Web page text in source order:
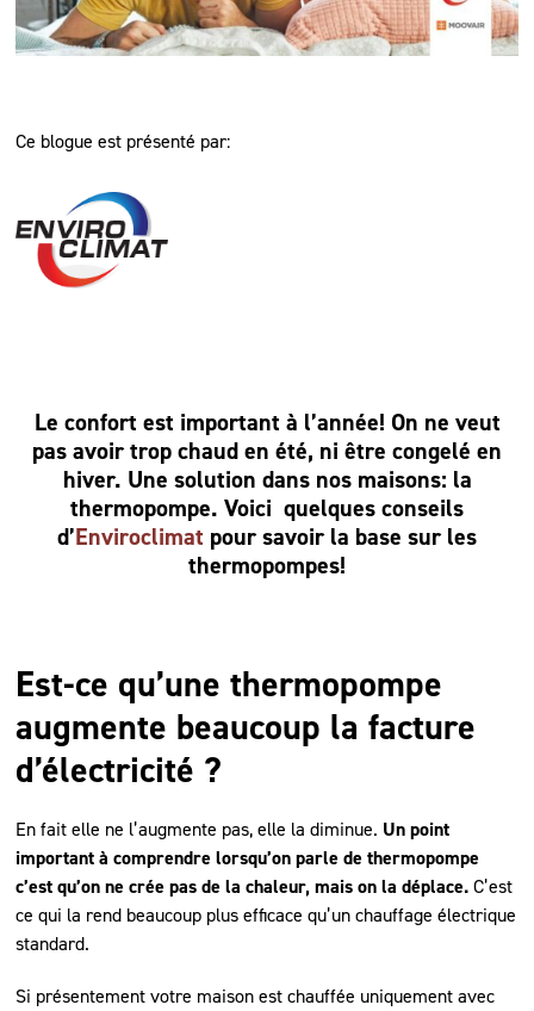
Ce blogue est présenté par:
Le confort est important à l’année! On ne veut
pas avoir trop chaud en été, ni être congelé en
hiver. Une solution dans nos maisons: la
thermopompe. Voici quelques conseils
d’Enviroclimat pour savoir la base sur les
thermopompes!
Est-ce qu’une thermopompe
augmente beaucoup la facture
d’électricité ?
En fait elle ne l’augmente pas, elle la diminue. Un point
important à comprendre lorsqu’on parle de thermopompe
c’est qu’on ne crée pas de la chaleur, mais on la déplace.C’est
ce qui la rend beaucoup plus efficace qu’un chauffage électrique
standard.
Si présentement votre maison est chauffée uniquement avec